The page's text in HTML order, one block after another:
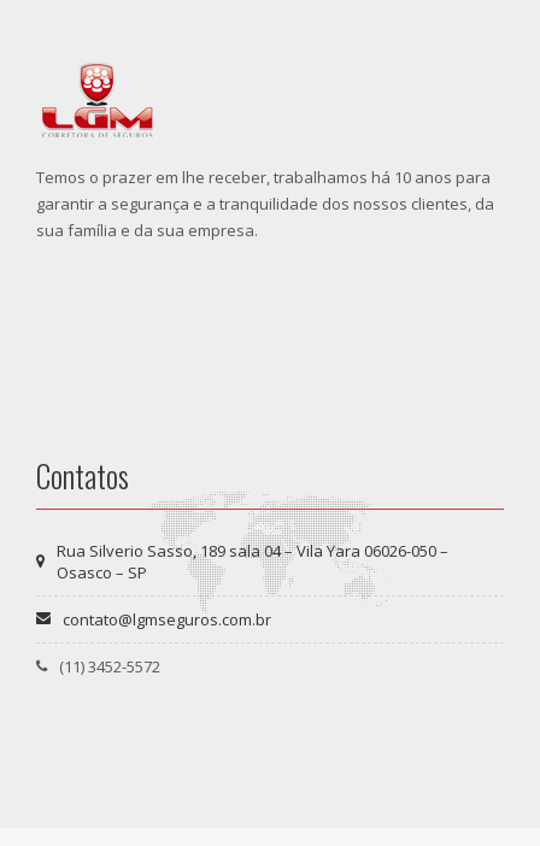
Temos o prazer em lhe receber, trabalhamos há 10 anos para
garantir a segurança e a tranquilidade dos nossos clientes, da
sua família e da sua empresa.
Contatos
Rua Silverio Sasso, 189 sala 04 – Vila Yara 06026-050 –
Osasco – SP
contato@lgmseguros.com.br
(11) 3452-5572